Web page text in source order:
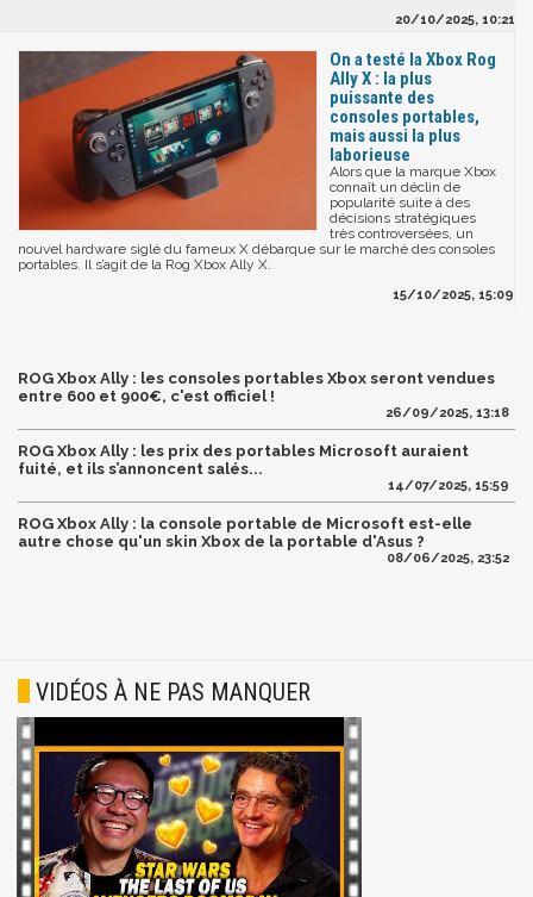
20/10/2025, 10:21
On a testé la Xbox Rog
Ally X : la plus
puissante des
consoles portables,
mais aussi la plus
laborieuse
Alors que la marque Xbox
connaît un déclin de
popularité suite à des
décisions stratégiques
très controversées, un
nouvel hardware siglé du fameux X débarque sur le marché des consoles
portables. Il s’agit de la Rog Xbox Ally X.
15/10/2025, 15:09
ROG Xbox Ally : les consoles portables Xbox seront vendues
entre 600 et 900€, c'est officiel !
26/09/2025, 13:18
ROG Xbox Ally : les prix des portables Microsoft auraient
fuité, et ils s’annoncent salés...
14/07/2025, 15:59
ROG Xbox Ally : la console portable de Microsoft est-elle
autre chose qu'un skin Xbox de la portable d'Asus ?
08/06/2025, 23:52
VIDÉOS À NE PAS MANQUER